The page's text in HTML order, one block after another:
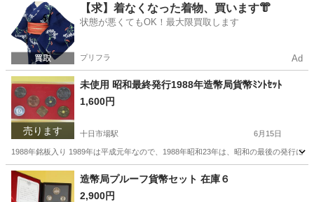
神奈川 十日市場駅 その他 キーホルダー
【求】着なくなった着物、買います👘
状態が悪くてもOK！最大限買取します
プリフラ Ad
売ります
未使用 昭和最終発行1988年造幣局貨幣ﾐﾝﾄｾｯﾄ
1,600円
十日市場駅 6月15日
1988年銘板入り 1989年は平成元年なので、1988年昭和23年は、昭和の最後の発行に
神奈川 横浜市 十日市場駅 その他 貨幣
造幣局プルーフ貨幣セット 在庫６
2,900円